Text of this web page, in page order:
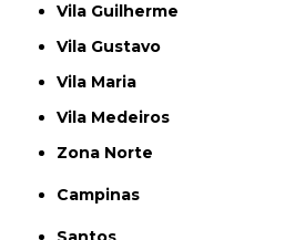
Vila Guilherme
Vila Gustavo
Vila Maria
Vila Medeiros
Zona Norte
Campinas